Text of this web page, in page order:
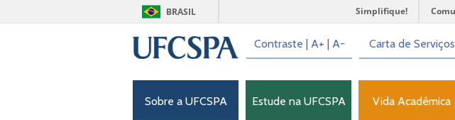
BRASIL Simplifique!
Contraste | A+ | A- Carta de Serviços
Sobre a UFCSPA Estude na UFCSPA Vida Acadêmica